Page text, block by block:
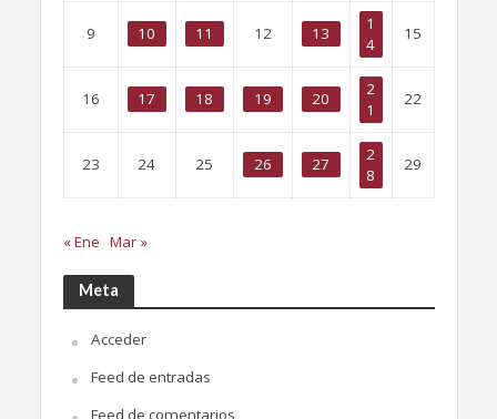
9 10 11 12 13
1
4
15
16 17 18 19 20
2
1
22
23 24 25 26 27
2
8
29
« Ene Mar »
Meta
Acceder
Feed de entradas
Feed de comentarios